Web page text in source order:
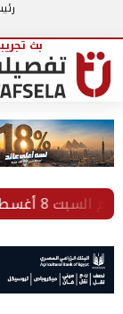
وصل كام؟